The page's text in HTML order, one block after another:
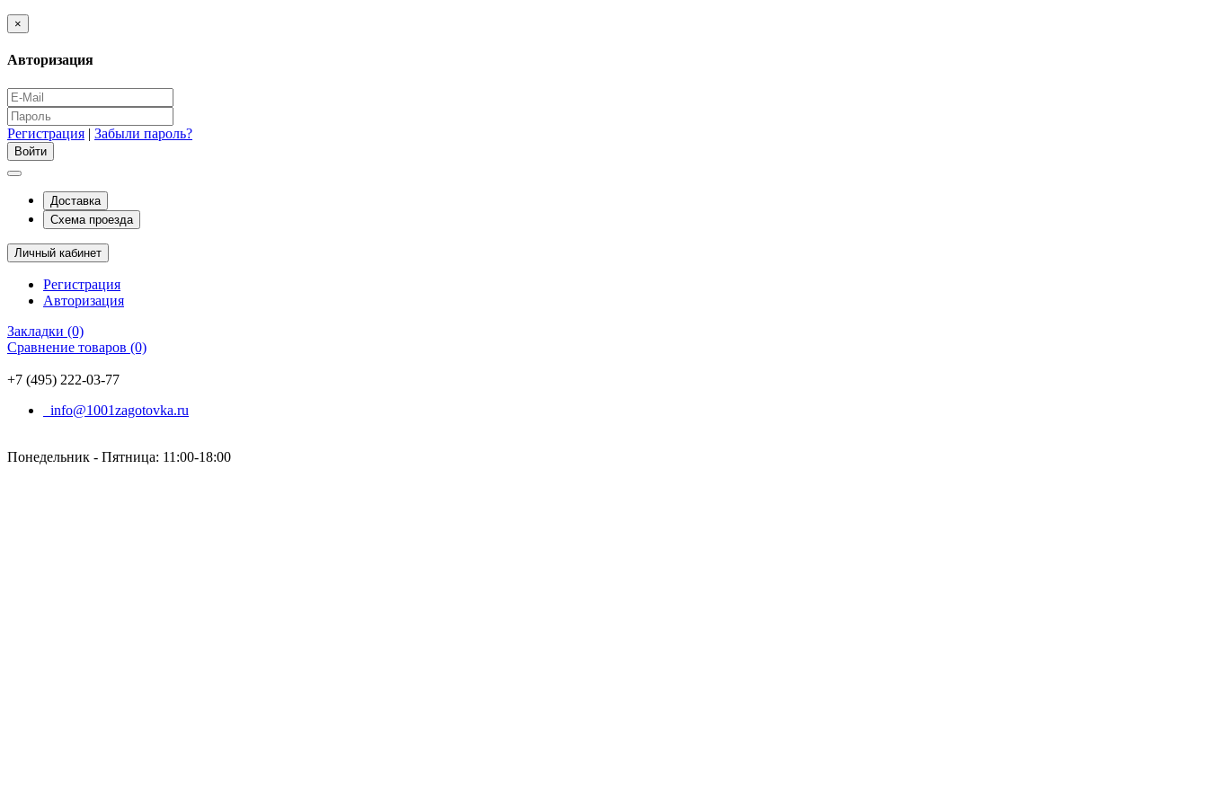
×
Авторизация
Регистрация | Забыли пароль?
Доставка
Схема проезда
Личный кабинет
Регистрация
Авторизация
Закладки (0)
Сравнение товаров (0)
+7 (495) 222-03-77
info@1001zagotovka.ru
Понедельник - Пятница: 11:00-18:00